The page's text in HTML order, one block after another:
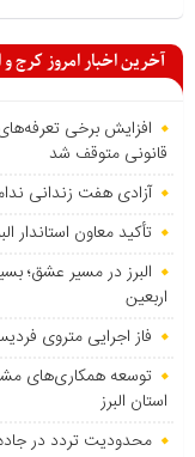
آخرین اخبار امروز کرج و
افزایش برخی
قانونی متوقف شد
آزادی هفت زندانی
تأکید معاون استاندار
البرز در مسیر عشق؛
اربعین
فاز اجرایی متروی
توسعه همکاری‌های
استان البرز
محدودیت تردد در